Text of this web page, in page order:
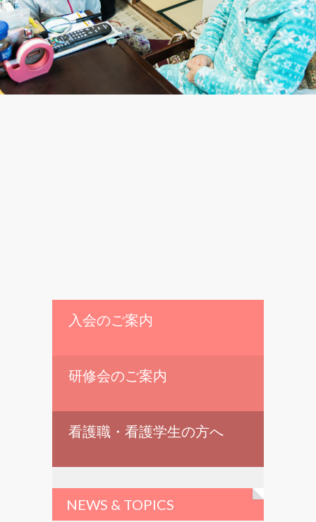
入会のご案内
研修会のご案内
看護職・看護学生の方へ
NEWS & TOPICS